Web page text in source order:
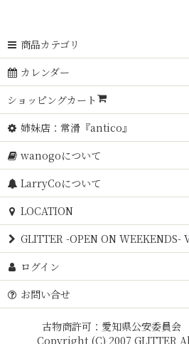
商品カテゴリ
カレンダー
ショッピングカート
姉妹店：常滑『antico』
wanogoについて
LarryCoについて
LOCATION
GLITTER -OPEN ON WEEKENDS-
ログイン
お問い合せ
古物商許可：愛知県公安委員
Copyright (C) 2007 GLITTER